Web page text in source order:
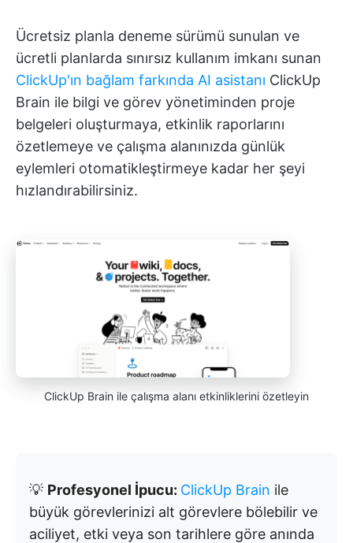
Ücretsiz planla deneme sürümü sunulan ve
ücretli planlarda sınırsız kullanım imkanı sunan
ClickUp'ın bağlam farkında AI asistanı ClickUp
Brain ile bilgi ve görev yönetiminden proje
belgeleri oluşturmaya, etkinlik raporlarını
özetlemeye ve çalışma alanınızda günlük
eylemleri otomatikleştirmeye kadar her şeyi
hızlandırabilirsiniz.
ClickUp Brain ile çalışma alanı etkinliklerini özetleyin
💡 Profesyonel İpucu: ClickUp Brain ile
büyük görevlerinizi alt görevlere bölebilir ve
aciliyet, etki veya son tarihlere göre anında